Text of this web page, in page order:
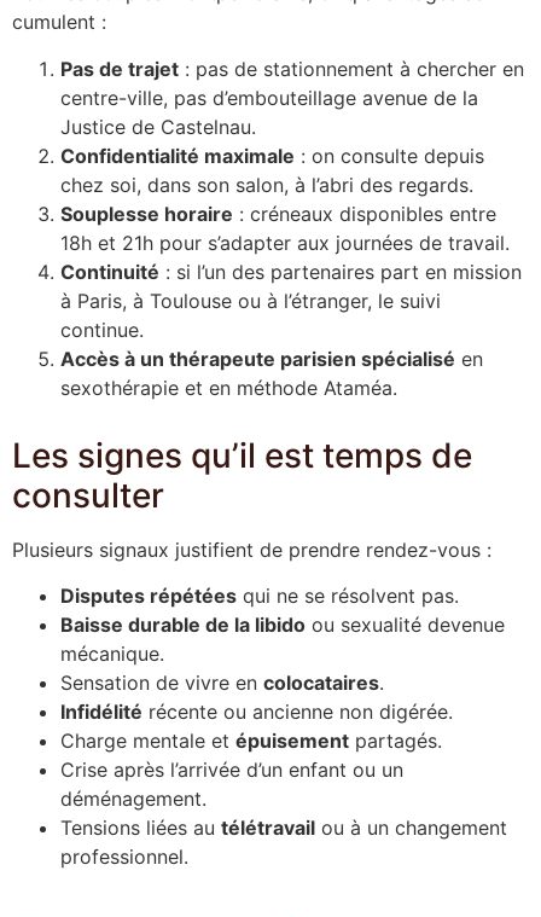
cumulent :
Pas de trajet : pas de stationnement à chercher en
centre-ville, pas d’embouteillage avenue de la
Justice de Castelnau.
Confidentialité maximale : on consulte depuis
chez soi, dans son salon, à l’abri des regards.
Souplesse horaire : créneaux disponibles entre
18h et 21h pour s’adapter aux journées de travail.
Continuité : si l’un des partenaires part en mission
à Paris, à Toulouse ou à l’étranger, le suivi
continue.
Accès à un thérapeute parisien spécialisé en
sexothérapie et en méthode Ataméa.
Les signes qu’il est temps de
consulter
Plusieurs signaux justifient de prendre rendez-vous :
Disputes répétées qui ne se résolvent pas.
Baisse durable de la libido ou sexualité devenue
mécanique.
Sensation de vivre en colocataires.
Infidélité récente ou ancienne non digérée.
Charge mentale et épuisement partagés.
Crise après l’arrivée d’un enfant ou un
déménagement.
Tensions liées au télétravail ou à un changement
professionnel.